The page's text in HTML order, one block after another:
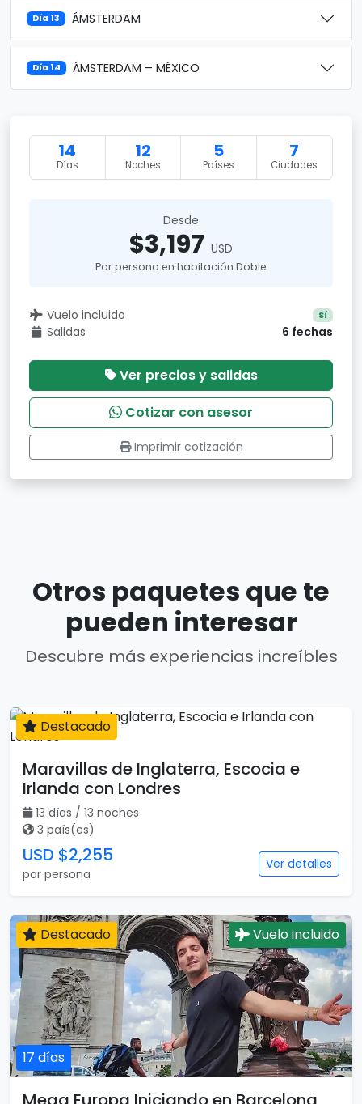
Día 13 ÁMSTERDAM
Día 14 ÁMSTERDAM – MÉXICO
14
Días
12
Noches
5
Países
7
Ciudades
Desde
$3,197 USD
Por persona en habitación Doble
Vuelo incluido Sí
Salidas 6 fechas
Ver precios y salidas
Cotizar con asesor
Imprimir cotización
Otros paquetes que te
pueden interesar
Descubre más experiencias increíbles
13 días
Destacado
Irlanda con Londres
13 días / 13 noches
3 país(es)
USD $2,255
por persona
Ver detalles
Destacado Vuelo incluido